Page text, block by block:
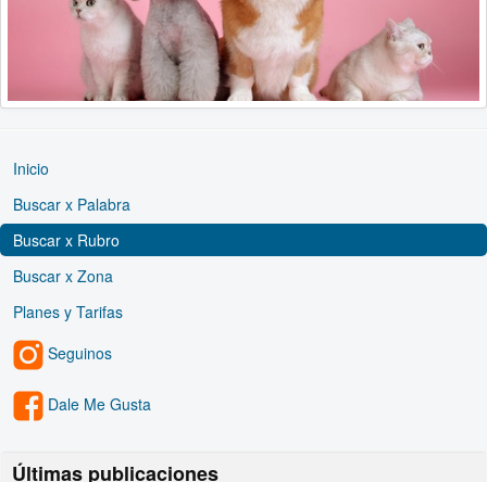
Inicio
Buscar x Palabra
Buscar x Rubro
Buscar x Zona
Planes y Tarifas
Seguinos
Dale Me Gusta
Últimas publicaciones